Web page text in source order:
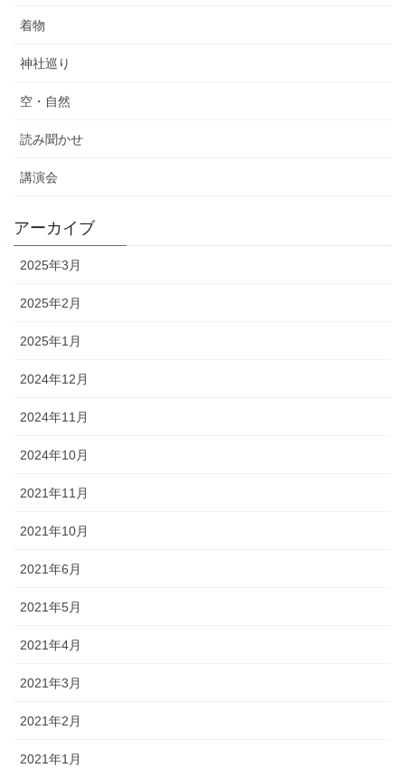
着物
神社巡り
空・自然
読み聞かせ
講演会
アーカイブ
2025年3月
2025年2月
2025年1月
2024年12月
2024年11月
2024年10月
2021年11月
2021年10月
2021年6月
2021年5月
2021年4月
2021年3月
2021年2月
2021年1月